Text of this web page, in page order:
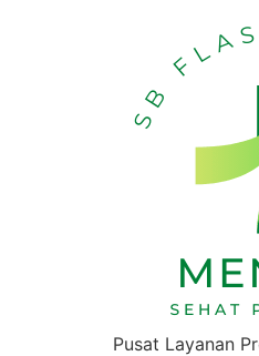
Pusat Layanan